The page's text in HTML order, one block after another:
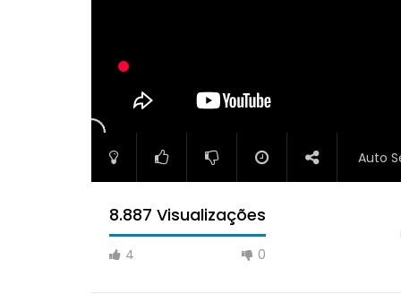
Auto
8.887 Visualizações
4 0